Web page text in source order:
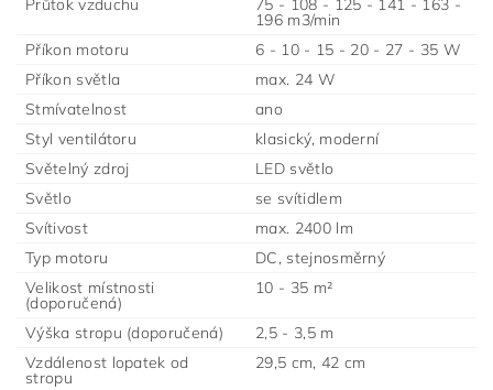
Průtok vzduchu
75 - 108 - 125 - 141 - 163 -
196 m3/min
Příkon motoru
6 - 10 - 15 - 20 - 27 - 35 W
Příkon světla
max. 24 W
Stmívatelnost
ano
Styl ventilátoru
klasický, moderní
Světelný zdroj
LED světlo
Světlo
se svítidlem
Svítivost
max. 2400 lm
Typ motoru
DC, stejnosměrný
Velikost místnosti
(doporučená)
10 - 35 m²
Výška stropu (doporučená)
2,5 - 3,5 m
Vzdálenost lopatek od
stropu
29,5 cm, 42 cm